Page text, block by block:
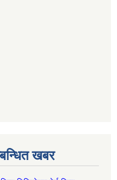
खबर